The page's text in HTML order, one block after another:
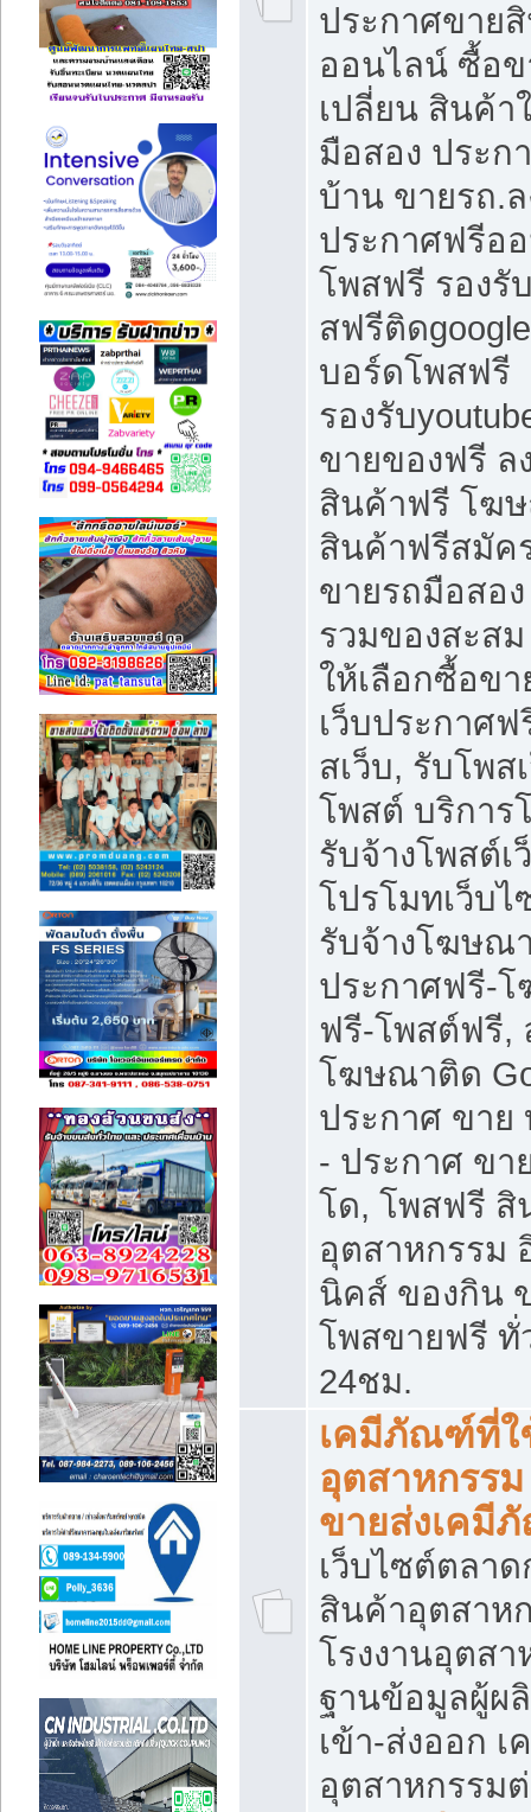
ประกาศขาย
ออนไลน์ ซื้อ
เปลี่ยน สินค้า
มือสอง ประก
บ้าน ขายรถ.ล
ประกาศฟรีอ
โพสฟรี รองรั
สฟรีติด
บอร์ดโพสฟรี
รองรับ
ขายของฟรี
สินค้าฟรี โฆ
สินค้าฟรีสมัค
ขายรถมือสอ
รวมของสะส
ให้เลือกซื้อขา
เว็บประกาศฟ
สเว็บ, รับโพส
โพสต์ บริการ
รับจ้างโพสต์เ
โปรโมทเว็บไ
รับจ้างโฆษณ
ประกาศฟรี-
ฟรี-โพสต์ฟรี,
โฆษณาติด
ประกาศ ขาย
- ประกาศ ขา
โด, โพสฟรี สิ
อุตสาหกรรม
นิคส์ ของกิน
โพสขายฟรี ทั่
24ชม.
เคมีภัณฑ์ที่ใ
อุตสาหกรรม
ขายส่งเคมี
เว็บไซต์ตลาด
สินค้าอุตสาห
โรงงานอุตสา
ฐานข้อมูลผู้ผ
เข้า-ส่งออก เ
อุตสาหกรรม